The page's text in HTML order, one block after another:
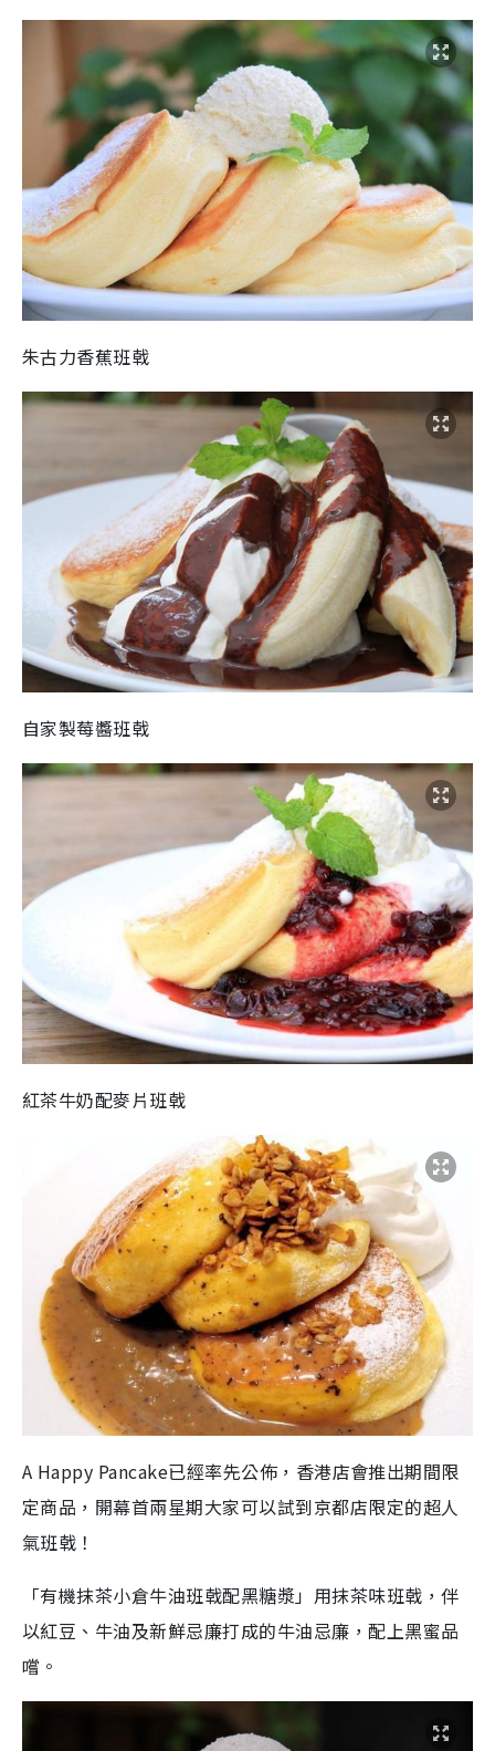
朱古力香蕉班戟
自家製莓醬班戟
紅茶牛奶配麥片班戟
A Happy Pancake已經率先公佈，香港店會推出期間限
定商品，開幕首兩星期大家可以試到京都店限定的超人
氣班戟！
「有機抹茶小倉牛油班戟配黑糖漿」用抹茶味班戟，伴
以紅豆、牛油及新鮮忌廉打成的牛油忌廉，配上黑蜜品
嚐。